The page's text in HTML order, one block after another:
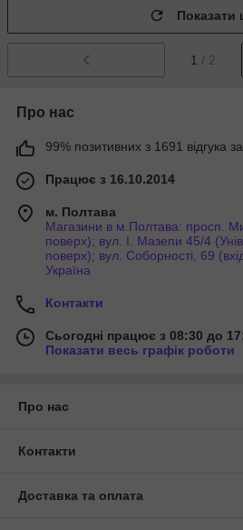
Показати
1 / 2
Про нас
99% позитивних з 1691 відгука за
Працює з 16.10.2014
м. Полтава
Магазини в м.Полтава: просп.
поверх); вул. І. Мазепи 45/4
поверх); вул. Соборності, 69
Україна
Контакти
Сьогодні працює з 08:30 до
Показати весь графік роботи
Про нас
Контакти
Доставка та оплата